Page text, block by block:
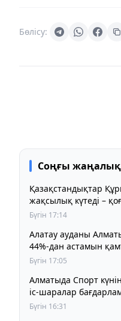
Бөлісу:
Соңғы
Қазақстандықтар
жақсылық күтеді –
Бүгін 17:14
Алатау ауданы
44%-дан астамын
Бүгін 17:05
Алматыда Спорт
іс-шаралар
Бүгін 16:31